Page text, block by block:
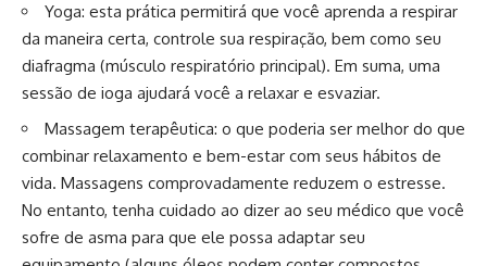
Yoga: esta prática permitirá que você aprenda a respirar
da maneira certa, controle sua respiração, bem como seu
diafragma (músculo respiratório principal). Em suma, uma
sessão de ioga ajudará você a relaxar e esvaziar.
Massagem terapêutica: o que poderia ser melhor do que
combinar relaxamento e bem-estar com seus hábitos de
vida. Massagens comprovadamente reduzem o estresse.
No entanto, tenha cuidado ao dizer ao seu médico que você
sofre de asma para que ele possa adaptar seu